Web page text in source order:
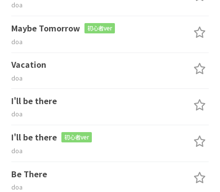
doa
Maybe Tomorrow 初心者ver
doa
Vacation
doa
I'll be there
doa
I'll be there 初心者ver
doa
Be There
doa